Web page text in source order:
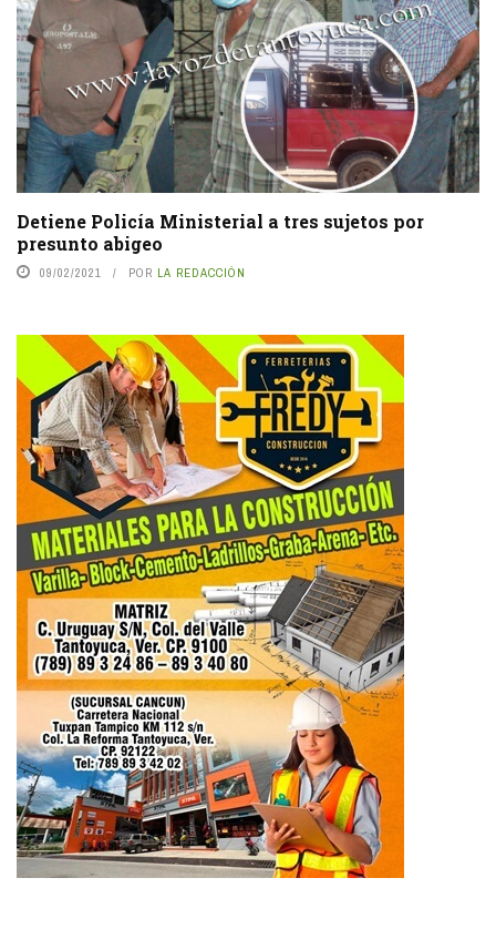
Detiene Policía Ministerial a tres sujetos por
presunto abigeo
09/02/2021 POR LA REDACCIÓN